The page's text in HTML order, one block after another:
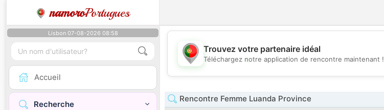
namoroPortugues
Lisbon 07-08-2026 08:58
Accueil
Recherche
💕
Trouvez votre partenaire idéal
Téléchargez notre application de rencontre maintenant !
Rencontre Femme Luanda Province